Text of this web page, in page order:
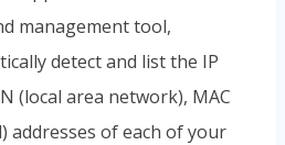
management tool,
detect and list the IP
(local area network), MAC
addresses of each of your